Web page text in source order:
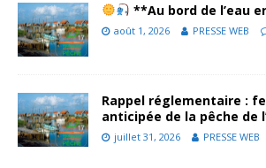
**Au bord de l’eau
août 1, 2026 PRESSE WEB
Rappel réglementaire :
anticipée de la pêche de
juillet 31, 2026 PRESSE WEB